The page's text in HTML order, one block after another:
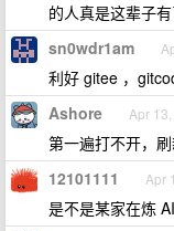
的人真是这辈子有
sn0wdr1am
利好 gitee ，
Ashore Apr
第一遍打不开，
12101111 Apr
是不是某家在炼